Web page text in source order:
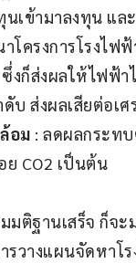
เข้ามาลงทุน แล
ครงการโรงไฟ
ซึ่งก็ส่งผลให้ไฟฟ้
บ ส่งผลเสียต่อเ
อม : ลดผลกระท
CO2 เป็นต้น
มติฐานเสร็จ ก็จะ
รวางแผนจัดหาโ